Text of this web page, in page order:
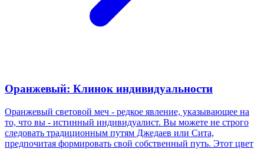
Оранжевый: Клинок индивидуальности
Оранжевый световой меч - редкое явление, указывающее на
то, что вы - истинный индивидуалист. Вы можете не строго
следовать традиционным путям Джедаев или Сита,
предпочитая формировать свой собственный путь. Этот цвет